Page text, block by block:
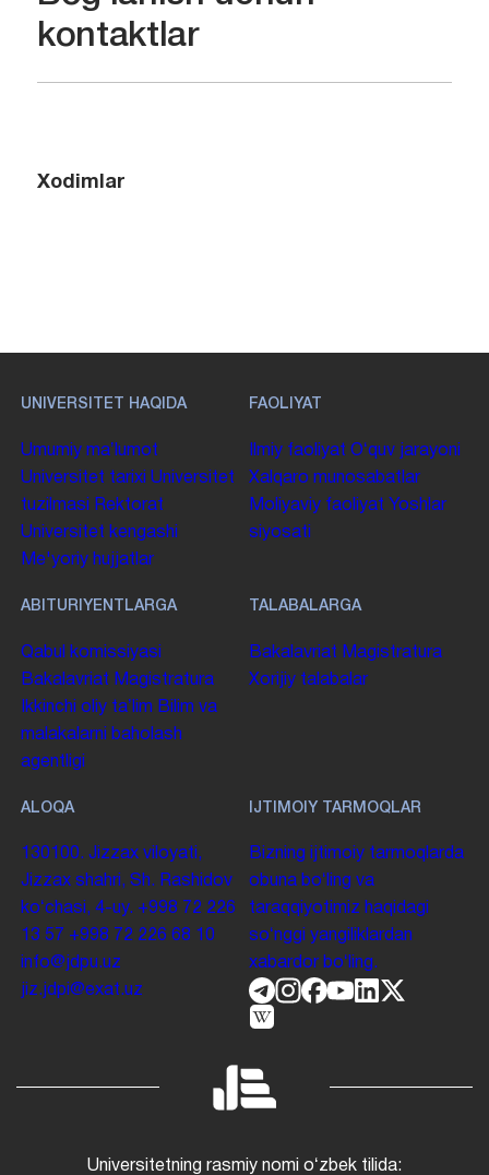
kontaktlar
Xodimlar
UNIVERSITET HAQIDA
Umumiy maʼlumot
Universitet tarixi Universitet
tuzilmasi Rektorat
Universitet kengashi
Me'yoriy hujjatlar
FAOLIYAT
Ilmiy faoliyat Oʻquv jarayoni
Xalqaro munosabatlar
Moliyaviy faoliyat Yoshlar
siyosati
ABITURIYENTLARGA
Qabul komissiyasi
Bakalavriat Magistratura
Ikkinchi oliy taʼlim Bilim va
malakalarni baholash
agentligi
TALABALARGA
Bakalavriat Magistratura
Xorijiy talabalar
ALOQA
130100. Jizzax viloyati,
Jizzax shahri, Sh. Rashidov
koʻchasi, 4-uy. +998 72 226
13 57 +998 72 226 68 10
info@jdpu.uz
jiz.jdpi@exat.uz
IJTIMOIY TARMOQLAR
Bizning ijtimoiy tarmoqlarda
obuna boʻling va
taraqqiyotimiz haqidagi
soʻnggi yangiliklardan
xabardor boʻling.
Universitetning rasmiy nomi oʻzbek tilida: